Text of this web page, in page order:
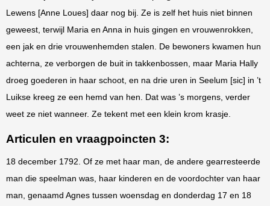
Lewens [Anne Loues] daar nog bij. Ze is zelf het huis niet binnen
geweest, terwijl Maria en Anna in huis gingen en vrouwenrokken,
een jak en drie vrouwenhemden stalen. De bewoners kwamen hun
achterna, ze verborgen de buit in takkenbossen, maar Maria Hally
droeg goederen in haar schoot, en na drie uren in Seelum [sic] in ’t
Luikse kreeg ze een hemd van hen. Dat was ’s morgens, verder
weet ze niet wanneer. Ze tekent met een klein krom krasje.
Articulen en vraagpoincten 3:
18 december 1792. Of ze met haar man, de andere gearresteerde
man die speelman was, haar kinderen en de voordochter van haar
man, genaamd Agnes tussen woensdag en donderdag 17 en 18